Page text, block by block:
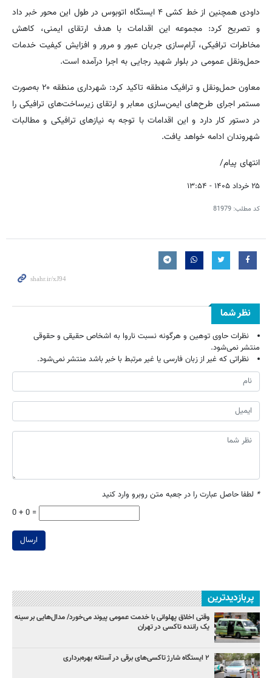
داودی همچنین از خط کشی ۴ ایستگاه اتوبوس در طول این محور خبر داد
و تصریح کرد: مجموعه این اقدامات با هدف ارتقای ایمنی، کاهش
مخاطرات ترافیکی، آرام‌سازی جریان عبور و مرور و افزایش کیفیت خدمات
حمل‌ونقل عمومی در بلوار شهید رجایی به اجرا درآمده است.
معاون حمل‌ونقل و ترافیک منطقه تاکید کرد: شهرداری منطقه ۲۰ به‌صورت
مستمر اجرای طرح‌های ایمن‌سازی معابر و ارتقای زیرساخت‌های ترافیکی را
در دستور کار دارد و این اقدامات با توجه به نیازهای ترافیکی و مطالبات
شهروندان ادامه خواهد یافت.
انتهای پیام/
۲۵ خرداد ۱۴۰۵ - ۱۳:۵۴
کد مطلب: 81979
نظر شما
نظرات حاوی توهین و هرگونه نسبت ناروا به اشخاص حقیقی و حقوقی
منتشر نمی‌شود.
نظراتی که غیر از زبان فارسی یا غیر مرتبط با خبر باشد منتشر نمی‌شود.
* لطفا حاصل عبارت را در جعبه متن روبرو وارد کنید
0 + 0 =
ارسال
پربازدیدترین
وقتی اخلاق پهلوانی با خدمت عمومی پیوند می‌خورد/ مدال‌هایی بر سینه
یک راننده تاکسی در تهران
۲ ایستگاه شارژ تاکسی‌های برقی در آستانه بهره‌برداری